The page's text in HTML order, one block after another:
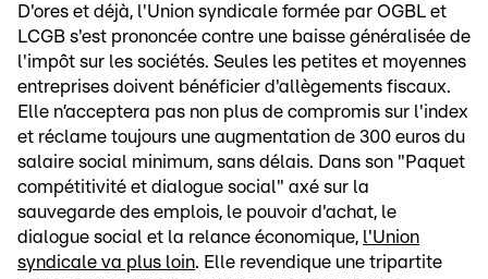
D'ores et déjà, l'Union syndicale formée par OGBL et
LCGB s'est prononcée contre une baisse généralisée de
l'impôt sur les sociétés. Seules les petites et moyennes
entreprises doivent bénéficier d'allègements fiscaux.
Elle n’acceptera pas non plus de compromis sur l'index
et réclame toujours une augmentation de 300 euros du
salaire social minimum, sans délais. Dans son "Paquet
compétitivité et dialogue social" axé sur la
sauvegarde des emplois, le pouvoir d'achat, le
dialogue social et la relance économique, l'Union
syndicale va plus loin. Elle revendique une tripartite